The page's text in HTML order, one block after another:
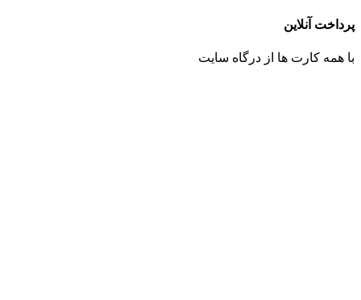
پرداخت آنلاین
با همه کارت ها از درگاه سایت